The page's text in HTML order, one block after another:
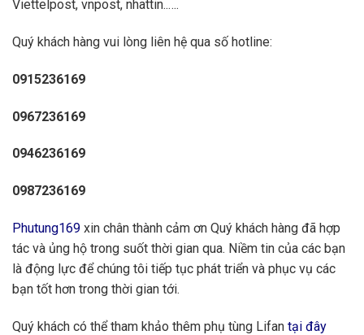
Viettelpost, vnpost, nhattin..….
Quý khách hàng vui lòng liên hệ qua số hotline:
0915236169
0967236169
0946236169
0987236169
Phutung169 xin chân thành cảm ơn Quý khách hàng đã hợp
tác và ủng hộ trong suốt thời gian qua. Niềm tin của các bạn
là động lực để chúng tôi tiếp tục phát triển và phục vụ các
bạn tốt hơn trong thời gian tới.
Quý khách có thể tham khảo thêm phụ tùng Lifan tại đây